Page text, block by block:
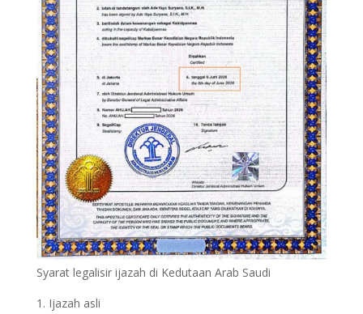
Syarat legalisir ijazah di Kedutaan Arab Saudi
Ijazah asli